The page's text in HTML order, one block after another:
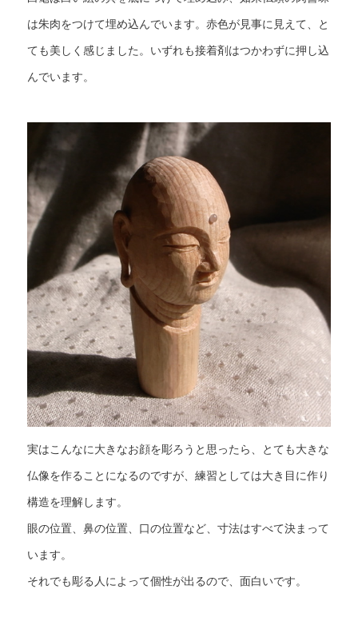
は朱肉をつけて埋め込んでいます。赤色が見事に見えて、と
ても美しく感じました。いずれも接着剤はつかわずに押し込
んでいます。
実はこんなに大きなお顔を彫ろうと思ったら、とても大きな
仏像を作ることになるのですが、練習としては大き目に作り
構造を理解します。
眼の位置、鼻の位置、口の位置など、寸法はすべて決まって
います。
それでも彫る人によって個性が出るので、面白いです。